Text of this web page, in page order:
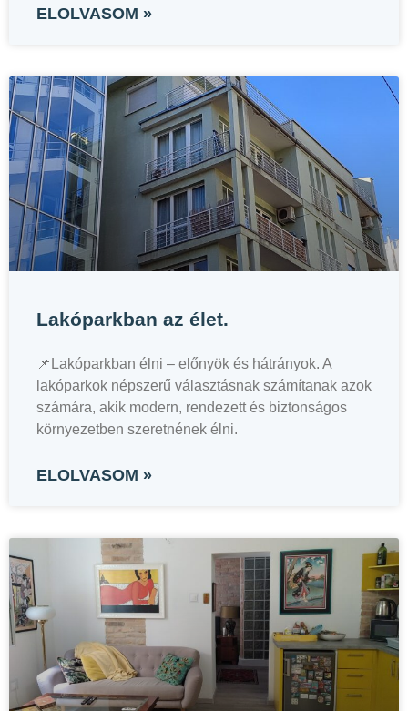
ELOLVASOM »
Lakóparkban az élet.
📌Lakóparkban élni – előnyök és hátrányok. A
lakóparkok népszerű választásnak számítanak azok
számára, akik modern, rendezett és biztonságos
környezetben szeretnének élni.
ELOLVASOM »